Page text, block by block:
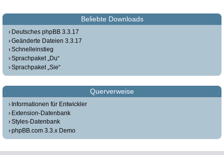
Beliebte Downloads
Deutsches phpBB 3.3.17
Geänderte Dateien 3.3.17
Schnelleinstieg
Sprachpaket „Du“
Sprachpaket „Sie“
Querverweise
Informationen für Entwickler
Extension-Datenbank
Styles-Datenbank
phpBB.com 3.3.x Demo